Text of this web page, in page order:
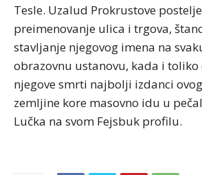
Tesle. Uzalud Prokrustove
preimenovanje ulica i trgova,
stavljanje njegovog imena na
obrazovnu ustanovu, kada i toliko
njegove smrti najbolji izdanci
zemljine kore masovno idu u
Lučka na svom Fejsbuk profilu.